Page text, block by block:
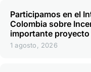
Participamos en el
Colombia sobre
importante proyecto
1 agosto, 2026